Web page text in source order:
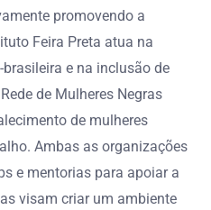
promovendo a
Feira Preta atua na
e na inclusão de
de Mulheres Negras
de mulheres
Ambas as organizações
e mentorias para apoiar a
visam criar um ambiente